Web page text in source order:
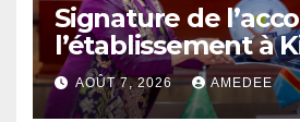
Signature de
l’établissement à
du bureau-pays de
de
AOÛT 7, 2026 AMEDEE